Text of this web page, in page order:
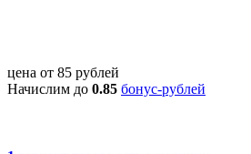
цена от 85 рублей
Начислим до 0.85 бонус-рублей